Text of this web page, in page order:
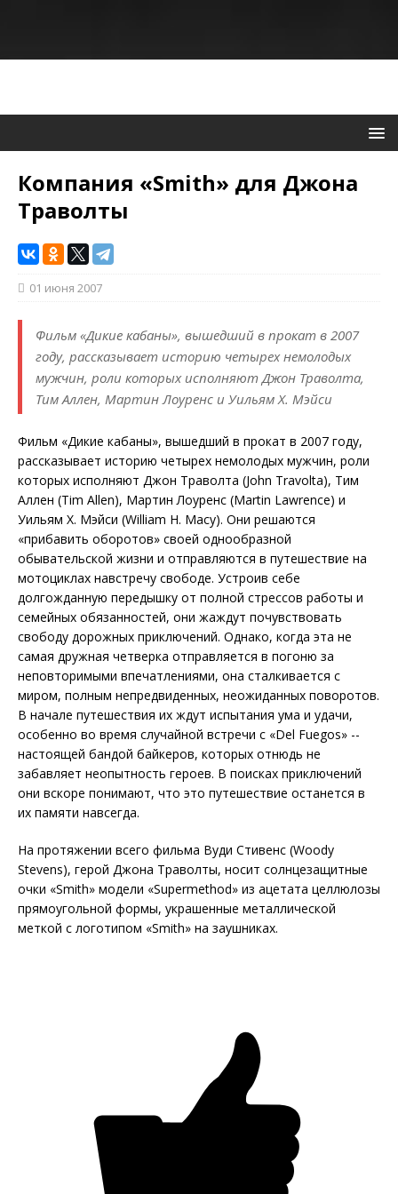
Компания «Smith» для Джона
Траволты
01 июня 2007
Фильм «Дикие кабаны», вышедший в прокат в 2007
году, рассказывает историю четырех немолодых
мужчин, роли которых исполняют Джон Траволта,
Тим Аллен, Мартин Лоуренс и Уильям Х. Мэйси
Фильм «Дикие кабаны», вышедший в прокат в 2007 году,
рассказывает историю четырех немолодых мужчин, роли
которых исполняют Джон Траволта (John Travolta), Тим
Аллен (Tim Allen), Мартин Лоуренс (Martin Lawrence) и
Уильям Х. Мэйси (William H. Macy). Они решаются
«прибавить оборотов» своей однообразной
обывательской жизни и отправляются в путешествие на
мотоциклах навстречу свободе. Устроив себе
долгожданную передышку от полной стрессов работы и
семейных обязанностей, они жаждут почувствовать
свободу дорожных приключений. Однако, когда эта не
самая дружная четверка отправляется в погоню за
неповторимыми впечатлениями, она сталкивается с
миром, полным непредвиденных, неожиданных поворотов.
В начале путешествия их ждут испытания ума и удачи,
особенно во время случайной встречи с «Del Fuegos» --
настоящей бандой байкеров, которых отнюдь не
забавляет неопытность героев. В поисках приключений
они вскоре понимают, что это путешествие останется в
их памяти навсегда.
На протяжении всего фильма Вуди Стивенс (Woody
Stevens), герой Джона Траволты, носит солнцезащитные
очки «Smith» модели «Supermethod» из ацетата целлюлозы
прямоугольной формы, украшенные металлической
меткой с логотипом «Smith» на заушниках.